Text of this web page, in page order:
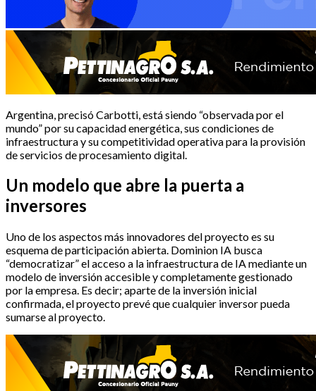
Argentina, precisó Carbotti, está siendo “observada por el
mundo” por su capacidad energética, sus condiciones de
infraestructura y su competitividad operativa para la provisión
de servicios de procesamiento digital.
Un modelo que abre la puerta a
inversores
Uno de los aspectos más innovadores del proyecto es su
esquema de participación abierta. Dominion IA busca
“democratizar” el acceso a la infraestructura de IA mediante un
modelo de inversión accesible y completamente gestionado
por la empresa. Es decir; aparte de la inversión inicial
confirmada, el proyecto prevé que cualquier inversor pueda
sumarse al proyecto.